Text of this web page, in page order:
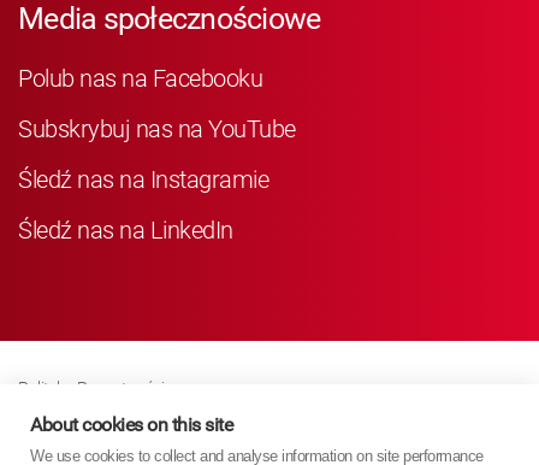
Media społecznościowe
Polub nas na Facebooku
Subskrybuj nas na YouTube
Śledź nas na Instagramie
Śledź nas na LinkedIn
Polityka Prywatności
Business Partner Privacy
Polityka Dotycząca Plików Cookie
About cookies on this site
We use cookies to collect and analyse information on site performance